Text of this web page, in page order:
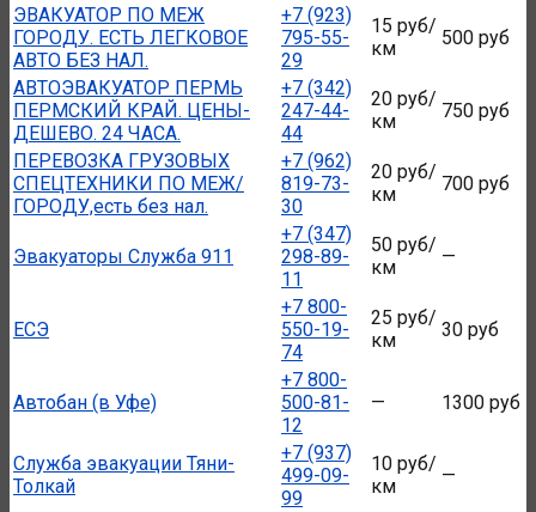
ЭВАКУАТОР ПО МЕЖ
ГОРОДУ. ЕСТЬ ЛЕГКОВОЕ
АВТО БЕЗ НАЛ.
+7 (923)
795-55-
29
15 руб/
км
500 руб
АВТОЭВАКУАТОР ПЕРМЬ
ПЕРМСКИЙ КРАЙ. ЦЕНЫ-
ДЕШЕВО. 24 ЧАСА.
+7 (342)
247-44-
44
20 руб/
км
750 руб
ПЕРЕВОЗКА ГРУЗОВЫХ
СПЕЦТЕХНИКИ ПО МЕЖ/
ГОРОДУ,есть без нал.
+7 (962)
819-73-
30
20 руб/
км
700 руб
Эвакуаторы Служба 911
+7 (347)
298-89-
11
50 руб/
км
—
ЕСЭ
+7 800-
550-19-
74
25 руб/
км
30 руб
Автобан (в Уфе)
+7 800-
500-81-
12
— 1300 руб
Служба эвакуации Тяни-
Толкай
+7 (937)
499-09-
99
10 руб/
км
—